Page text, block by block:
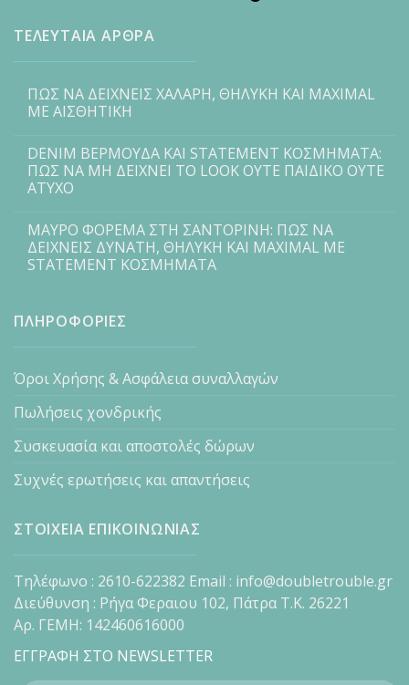
ΤΕΛΕΥΤΑΙΑ ΑΡΘΡΑ
ΠΩΣ ΝΑ ΔΕΙΧΝΕΙΣ ΧΑΛΑΡΗ, ΘΗΛΥΚΗ ΚΑΙ MAXIMAL
ΜΕ ΑΙΣΘΗΤΙΚΗ
DENIM ΒΕΡΜΟΥΔΑ ΚΑΙ STATEMENT ΚΟΣΜΗΜΑΤΑ:
ΠΩΣ ΝΑ ΜΗ ΔΕΙΧΝΕΙ ΤΟ LOOK ΟΥΤΕ ΠΑΙΔΙΚΟ ΟΥΤΕ
ΑΤΥΧΟ
ΜΑΥΡΟ ΦΟΡΕΜΑ ΣΤΗ ΣΑΝΤΟΡΙΝΗ: ΠΩΣ ΝΑ
ΔΕΙΧΝΕΙΣ ΔΥΝΑΤΗ, ΘΗΛΥΚΗ ΚΑΙ MAXIMAL ΜΕ
STATEMENT ΚΟΣΜΗΜΑΤΑ
ΠΛΗΡΟΦΟΡΙΕΣ
Όροι Χρήσης & Ασφάλεια συναλλαγών
Πωλήσεις χονδρικής
Συσκευασία και αποστολές δώρων
Συχνές ερωτήσεις και απαντήσεις
ΣΤΟΙΧΕΙΑ ΕΠΙΚΟΙΝΩΝΙΑΣ
Τηλέφωνο : 2610-622382 Email : info@doubletrouble.gr
Διεύθυνση : Ρήγα Φεραιου 102, Πάτρα Τ.Κ. 26221
Αρ. ΓΕΜΗ: 142460616000
ΕΓΓΡΑΦΗ ΣΤΟ NEWSLETTER